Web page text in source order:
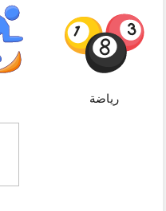
رياضة